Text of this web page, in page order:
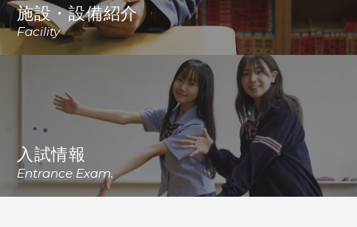
施設・設備紹介
Facility
入試情報
Entrance Exam.